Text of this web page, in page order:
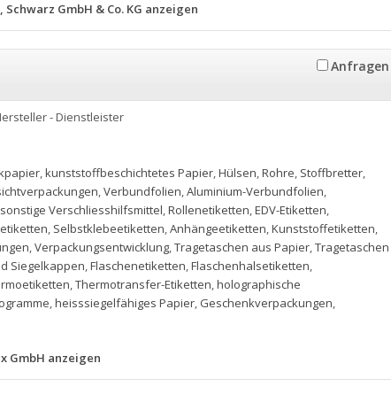
GmbH & Co. KG anzeigen
Anfragen
- Dienstleister
,kunststoffbeschichtetes Papier,Hülsen,Rohre, Stoffbretter,
,Verbundfolien,Aluminium-Verbundfolien,
sonstige Verschliesshilfsmittel,Rollenetiketten,EDV-Etiketten,
, Selbstklebeetiketten,Anhängeetiketten,Kunststoffetiketten,
,Verpackungsentwicklung,Tragetaschen aus Papier,Tragetaschen
Siegelkappen,Flaschenetiketten,Flaschenhalsetiketten,
,Thermotransfer-Etiketten,holographische
,heisssiegelfähiges Papier, Geschenkverpackungen,
GmbH anzeigen